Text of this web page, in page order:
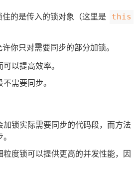
的是传入的锁对象（这里是 this
你只对需要同步的部分加锁。
以提高效率。
需要同步。
锁实际需要同步的代码段，而方法
度锁可以提供更高的并发性能，因